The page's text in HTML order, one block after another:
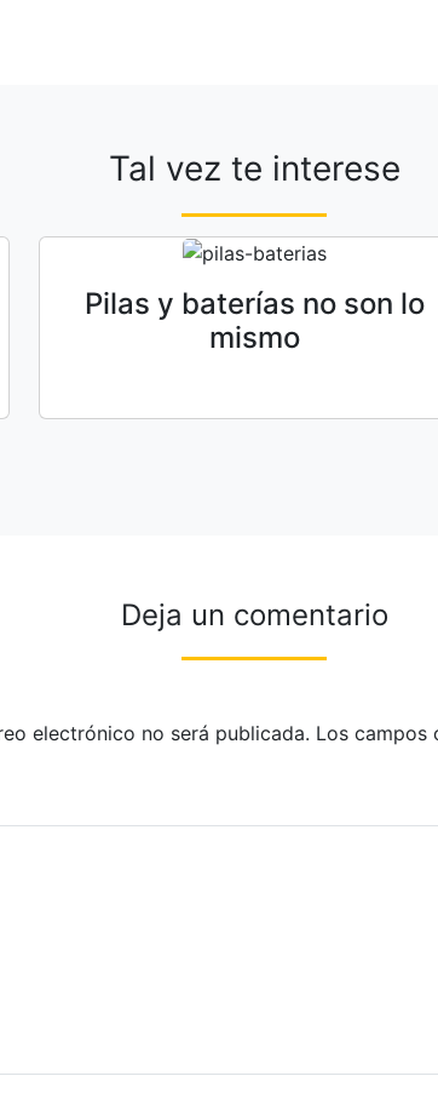
Tal vez te interese
Pilas y baterías no son lo
mismo
Deja un comentario
electrónico no será publicada. Los campos